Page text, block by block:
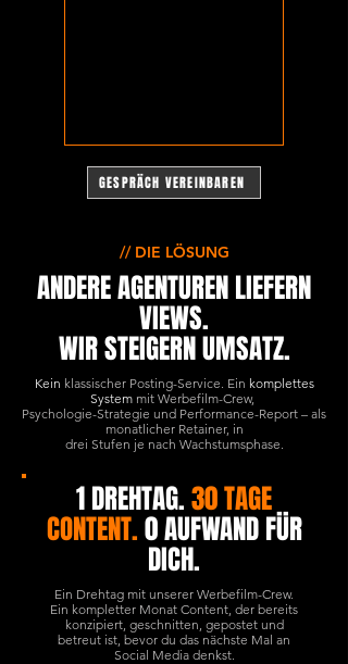
GESPRÄCH VEREINBAREN
// DIE LÖSUNG
ANDERE AGENTUREN LIEFERN
VIEWS.
WIR STEIGERN UMSATZ.
Kein klassischer Posting-Service. Ein komplettes
System mit Werbefilm-Crew,
Psychologie-Strategie und Performance-Report – als
monatlicher Retainer, in
drei Stufen je nach Wachstumsphase.
1 DREHTAG.30 TAGE
CONTENT.0 AUFWAND FÜR
DICH.
Ein Drehtag mit unserer Werbefilm-Crew.
Ein kompletter Monat Content, der bereits
konzipiert, geschnitten, gepostet und
betreut ist, bevor du das nächste Mal an
Social Media denkst.